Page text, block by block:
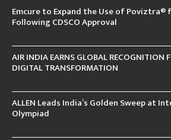
Emcure to Expand the Use of Poviztra®
Following CDSCO Approval
AIR INDIA EARNS GLOBAL RECOGNITION
DIGITAL TRANSFORMATION
ALLEN Leads India’s Golden Sweep at
Olympiad